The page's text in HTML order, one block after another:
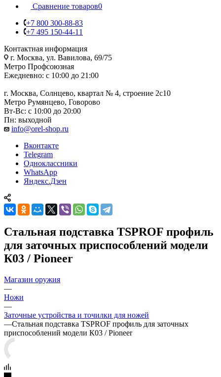
Сравнение товаров0
+7 800 300-88-83
+7 495 150-44-11
Контактная информация
г. Москва, ул. Вавилова, 69/75
Метро Профсоюзная
Ежедневно: с 10:00 до 21:00
г. Москва, Солнцево, квартал № 4, строение 2с10
Метро Румянцево, Говорово
Вт-Вс: с 10:00 до 20:00
Пн: выходной
info@orel-shop.ru
Вконтакте
Telegram
Одноклассники
WhatsApp
Яндекс.Дзен
Стальная подставка TSPROF профиль
для заточных приспособлений модели
К03 / Pioneer
Магазин оружия
—
Ножи
—
Заточные устройства и точилки для ножей
—Стальная подставка TSPROF профиль для заточных
приспособлений модели К03 / Pioneer